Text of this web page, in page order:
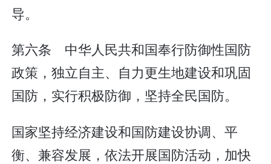
导。
第六条 中华人民共和国奉行防御性国防
政策，独立自主、自力更生地建设和巩固
国防，实行积极防御，坚持全民国防。
国家坚持经济建设和国防建设协调、平
衡、兼容发展，依法开展国防活动，加快